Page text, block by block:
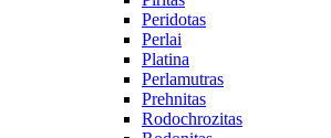
Peridotas
Perlai
Platina
Perlamutras
Prehnitas
Rodochrozitas